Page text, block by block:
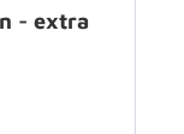
- extra